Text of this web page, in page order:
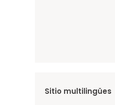
Sitio multilingües